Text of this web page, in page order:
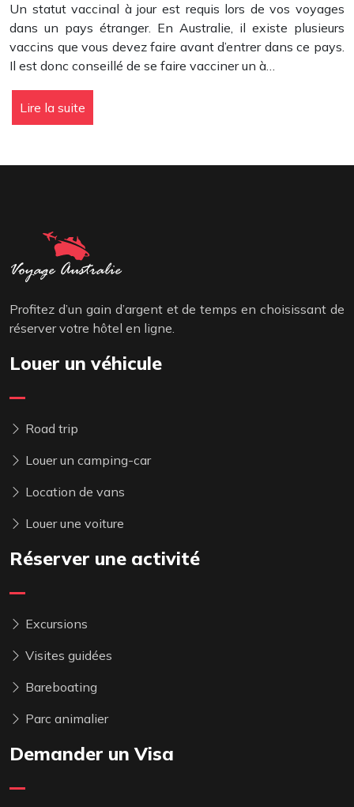
Un statut vaccinal à jour est requis lors de vos voyages
dans un pays étranger. En Australie, il existe plusieurs
vaccins que vous devez faire avant d’entrer dans ce pays.
Il est donc conseillé de se faire vacciner un à…
Lire la suite
Profitez d’un gain d’argent et de temps en choisissant de
réserver votre hôtel en ligne.
Louer un véhicule
Road trip
Louer un camping-car
Location de vans
Louer une voiture
Réserver une activité
Excursions
Visites guidées
Bareboating
Parc animalier
Demander un Visa